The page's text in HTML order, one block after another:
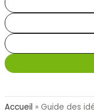
Accueil » Guide des